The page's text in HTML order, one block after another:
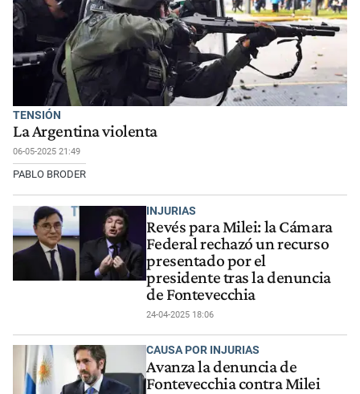
TENSIÓN
La Argentina violenta
06-05-2025 21:49
PABLO BRODER
INJURIAS
Revés para Milei: la Cámara
Federal rechazó un recurso
presentado por el
presidente tras la denuncia
de Fontevecchia
24-04-2025 18:06
CAUSA POR INJURIAS
Avanza la denuncia de
Fontevecchia contra Milei